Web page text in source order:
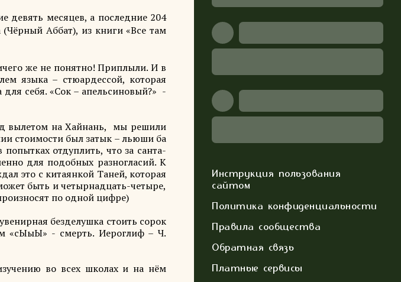
Инструкция пользования
сайтом
Политика конфиденциальности
Правила сообщества
Обратная связь
Платные сервисы
девять месяцев, а последние 204
Аббат), из книги «Все там
же не понятно! Приплыли. И в
языка – стюардессой, которая
себя. «Сок – апельсиновый?» -
вылетом на Хайнань, мы решили
стоимости был затык – льюши ба
отдуплить, что за санта-
для подобных разногласий. К
это с китаянкой Таней, которая
быть и четырнадцать-четыре,
по одной цифре)
безделушка стоить сорок
«сЫыЫ» - смерть. Иероглиф – Ч.
во всех школах и на нём